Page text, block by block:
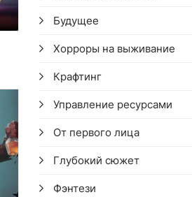
Будущее
Хорроры на выживание
Крафтинг
Управление ресурсами
От первого лица
Глубокий сюжет
Фэнтези